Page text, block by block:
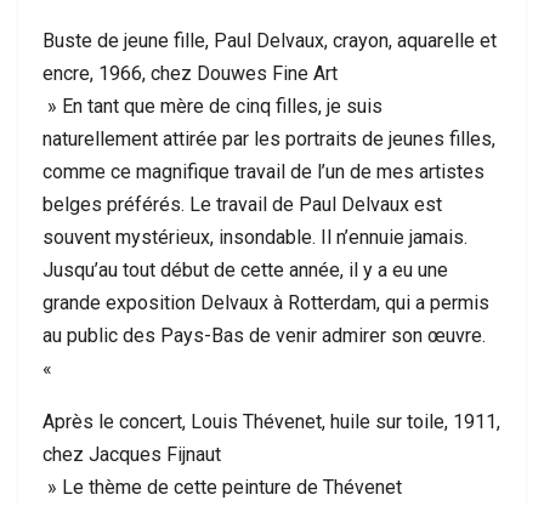
Buste de jeune fille, Paul Delvaux, crayon, aquarelle et
encre, 1966, chez Douwes Fine Art
» En tant que mère de cinq filles, je suis
naturellement attirée par les portraits de jeunes filles,
comme ce magnifique travail de l’un de mes artistes
belges préférés. Le travail de Paul Delvaux est
souvent mystérieux, insondable. Il n’ennuie jamais.
Jusqu’au tout début de cette année, il y a eu une
grande exposition Delvaux à Rotterdam, qui a permis
au public des Pays-Bas de venir admirer son œuvre.
«
Après le concert, Louis Thévenet, huile sur toile, 1911,
chez Jacques Fijnaut
» Le thème de cette peinture de Thévenet